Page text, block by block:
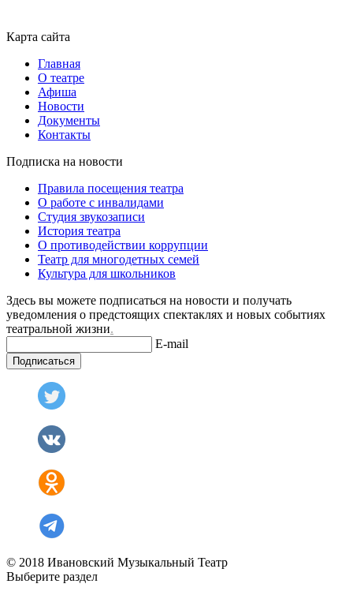
Карта сайта
Главная
О театре
Афиша
Новости
Документы
Контакты
Подписка на новости
Правила посещения театра
О работе с инвалидами
Студия звукозаписи
История театра
О противодействии коррупции
Театр для многодетных семей
Культура для школьников
Здесь вы можете подписаться на новости и получать
уведомления о предстоящих спектаклях и новых событиях
театральной жизни.
E-mail
© 2018 Ивановский Музыкальный Театр
Выберите раздел